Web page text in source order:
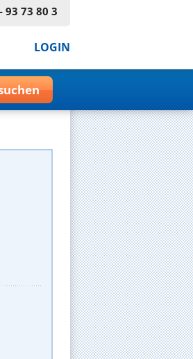
93 73 80 3
LOGIN